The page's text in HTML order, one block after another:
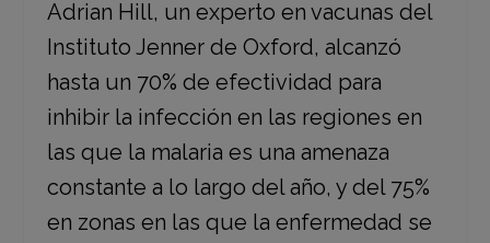
Adrian Hill, un experto en vacunas del
Instituto Jenner de Oxford, alcanzó
hasta un 70% de efectividad para
inhibir la infección en las regiones en
las que la malaria es una amenaza
constante a lo largo del año, y del 75%
en zonas en las que la enfermedad se